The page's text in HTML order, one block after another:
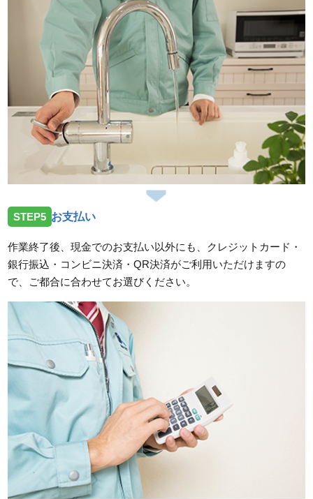
STEP5 お支払い
作業終了後、現金でのお支払い以外にも、クレジットカード・
銀行振込・コンビニ決済・QR決済がご利用いただけますの
で、ご都合に合わせてお選びください。